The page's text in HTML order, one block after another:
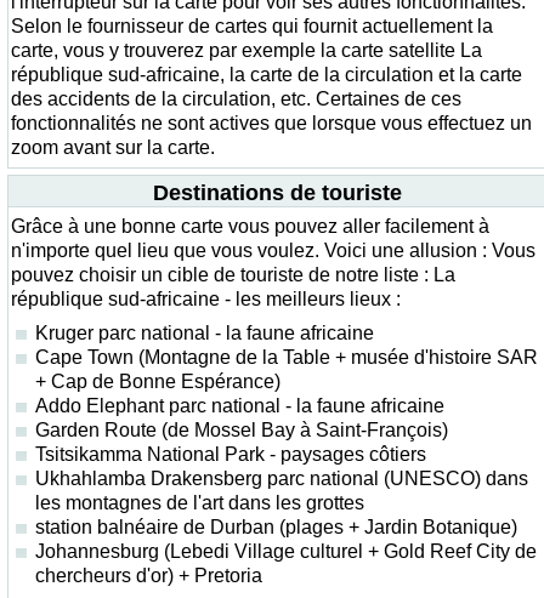
Selon le fournisseur de cartes qui fournit actuellement la
carte, vous y trouverez par exemple la carte satellite La
république sud-africaine, la carte de la circulation et la carte
des accidents de la circulation, etc. Certaines de ces
fonctionnalités ne sont actives que lorsque vous effectuez un
zoom avant sur la carte.
Destinations de touriste
Grâce à une bonne carte vous pouvez aller facilement à
n'importe quel lieu que vous voulez. Voici une allusion : Vous
pouvez choisir un cible de touriste de notre liste : La
république sud-africaine - les meilleurs lieux :
Kruger parc national - la faune africaine
Cape Town (Montagne de la Table + musée d'histoire SAR
+ Cap de Bonne Espérance)
Addo Elephant parc national - la faune africaine
Garden Route (de Mossel Bay à Saint-François)
Tsitsikamma National Park - paysages côtiers
Ukhahlamba Drakensberg parc national (UNESCO) dans
les montagnes de l'art dans les grottes
station balnéaire de Durban (plages + Jardin Botanique)
Johannesburg (Lebedi Village culturel + Gold Reef City de
chercheurs d'or) + Pretoria